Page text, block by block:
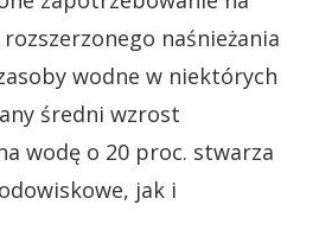
naśnieżania
wodne w niektórych
średni wzrost
wodę o 20 proc. stwarza
jak i